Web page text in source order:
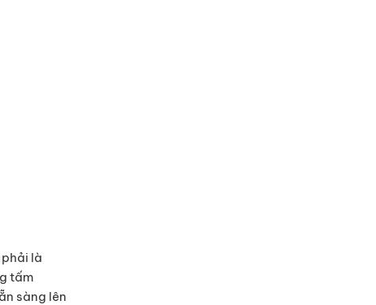
là
tấm
sàng lên